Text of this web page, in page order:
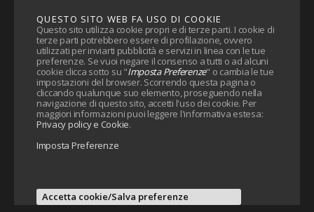
QUESTO SITO WEB FA USO DI COOKIE
Questo sito utilizza cookie propri e di terze parti. I cookie di
terze parti potrebbero essere di profilazione, ovvero
utilizzati per inviarti pubblicità e servizi in linea con le tue
preferenze. Se vuoi negare il consenso a tutti o ad alcuni
cookie clicca sotto su "Imposta Preferenze" o cambia le tue
impostazioni del browser. Scorrendo questa pagina o
cliccando qualunque suo elemento, proseguendo nella
navigazione di questo sito, accetti l'uso dei cookie. Per
maggiori informazioni puoi leggere l'informativa estesa:
Privacy policy e Cookie.
Imposta Preferenze
Accetta cookie/Salva preferenze